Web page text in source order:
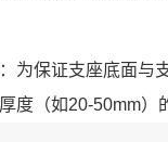
为保证支座底面与
度（如20-50mm）